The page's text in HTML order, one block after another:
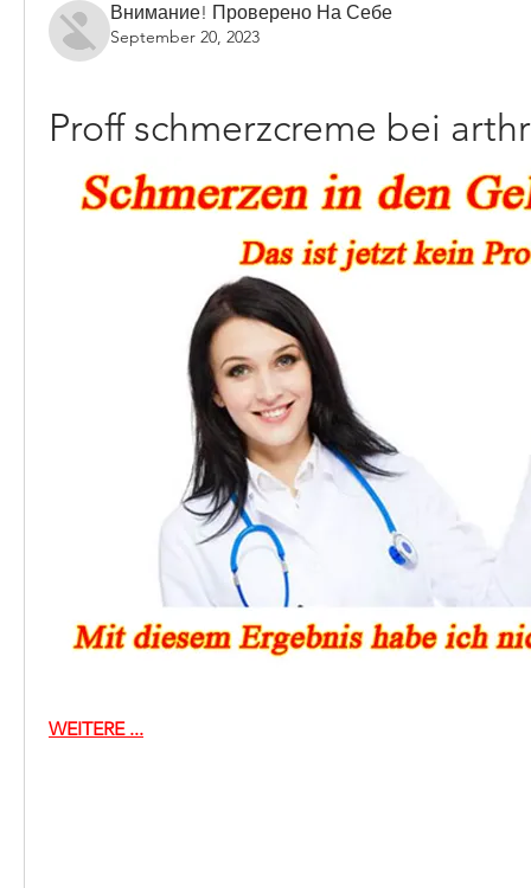
Внимание! Проверено На Себе
September 20, 2023
Proff schmerzcreme bei
WEITERE ...